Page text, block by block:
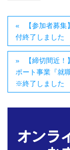
【参加者募
付終了しました
【締切間近
ポート事業『就
※終了しました